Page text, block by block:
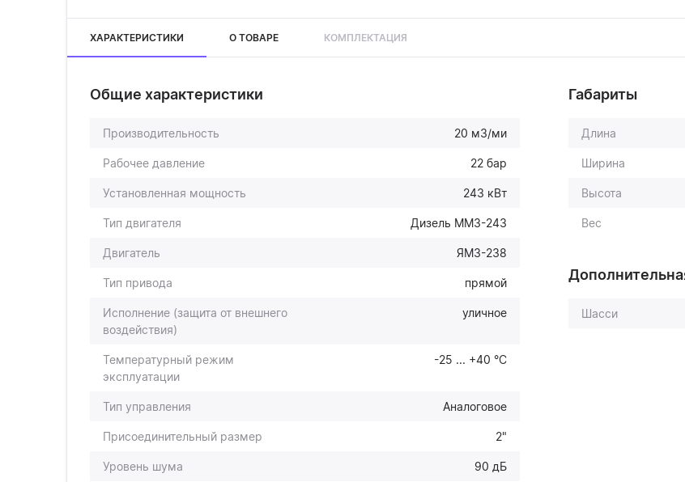
ХАРАКТЕРИСТИКИ О ТОВАРЕ КОМПЛЕКТАЦИЯ
Общие характеристики
Производительность 20 м3/ми
Рабочее давление 22 бар
Установленная мощность 243 кВт
Тип двигателя Дизель ММЗ-243
Двигатель ЯМЗ-238
Тип привода прямой
Исполнение (защита от внешнего
воздействия)
уличное
Температурный режим
эксплуатации
-25 ... +40 °С
Тип управления Аналоговое
Присоединительный размер 2"
Уровень шума 90 дБ
Габариты
Длина
Ширина
Высота
Вес
Шасси